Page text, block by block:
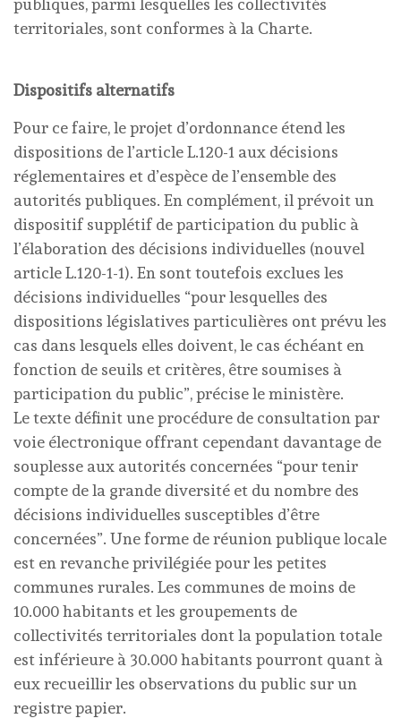
publiques, parmi lesquelles les collectivités
territoriales, sont conformes à la Charte.
Dispositifs alternatifs
Pour ce faire, le projet d’ordonnance étend les
dispositions de l’article L.120-1 aux décisions
réglementaires et d’espèce de l’ensemble des
autorités publiques. En complément, il prévoit un
dispositif supplétif de participation du public à
l’élaboration des décisions individuelles (nouvel
article L.120-1-1). En sont toutefois exclues les
décisions individuelles “pour lesquelles des
dispositions législatives particulières ont prévu les
cas dans lesquels elles doivent, le cas échéant en
fonction de seuils et critères, être soumises à
participation du public”, précise le ministère.
Le texte définit une procédure de consultation par
voie électronique offrant cependant davantage de
souplesse aux autorités concernées “pour tenir
compte de la grande diversité et du nombre des
décisions individuelles susceptibles d’être
concernées”. Une forme de réunion publique locale
est en revanche privilégiée pour les petites
communes rurales. Les communes de moins de
10.000 habitants et les groupements de
collectivités territoriales dont la population totale
est inférieure à 30.000 habitants pourront quant à
eux recueillir les observations du public sur un
registre papier.